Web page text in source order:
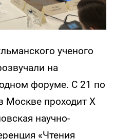
ученого
на
форуме. С 21 по
Москве проходит X
научно-
«Чтения